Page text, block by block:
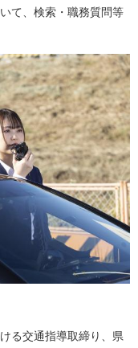
て、検索・職務質問等
る交通指導取締り、県